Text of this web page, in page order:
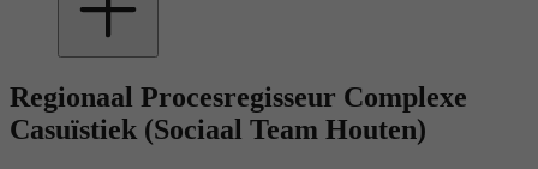
Regionaal Procesregisseur Complexe
Casuïstiek (Sociaal Team Houten)